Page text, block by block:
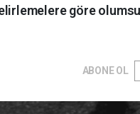
göre
ABONE OL